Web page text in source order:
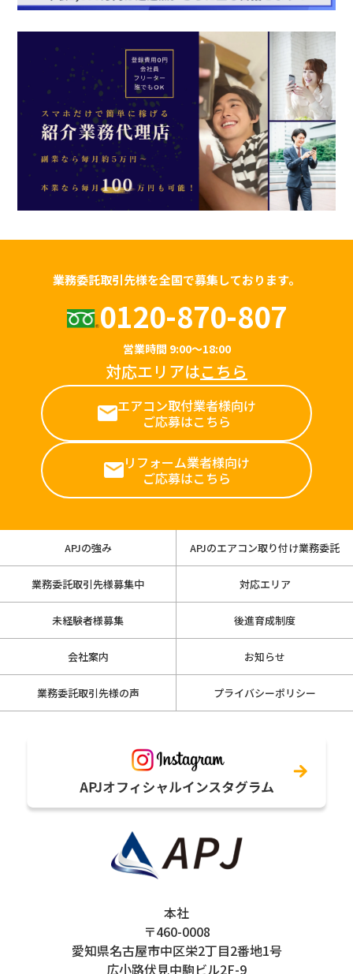
業務委託取引先様を全国で募集しております。
0120-870-807
営業時間 9:00～18:00
対応エリアはこちら
エアコン取付業者様向け
ご応募はこちら
リフォーム業者様向け
ご応募はこちら
APJの強み APJのエアコン取り付け業務委託
業務委託取引先様募集中 対応エリア
未経験者様募集 後進育成制度
会社案内 お知らせ
業務委託取引先様の声 プライバシーポリシー
本社
〒460-0008
愛知県名古屋市中区栄2丁目2番地1号
広小路伏見中駒ビル2F-9